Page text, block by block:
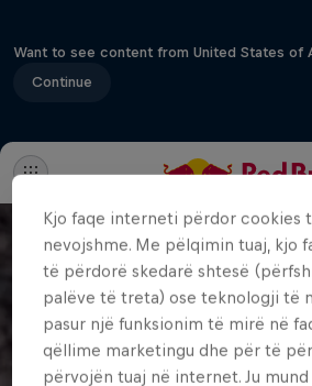
Want to see content from United States of
Continue
Kjo faqe interneti përdor cookies
nevojshme. Me pëlqimin tuaj, kjo
të përdorë skedarë shtesë
palëve të treta) ose teknologji të
pasur një funksionim të mirë në
qëllime marketingu dhe për të
përvojën tuaj në internet. Ju